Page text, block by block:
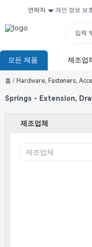
연락처 개인 정보 보
입력
모든 제품 제조업
홈 / Hardware, Fasteners,
Springs - Extension,
제조업체